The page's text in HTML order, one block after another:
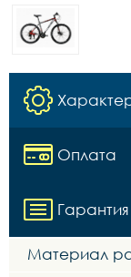
Оплата
Гарантия
Материал